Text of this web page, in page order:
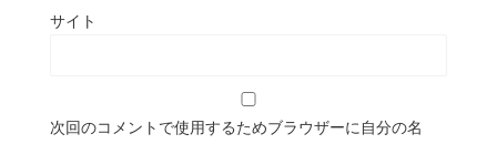
サイト
次回のコメントで使用するためブラウザーに自分の名